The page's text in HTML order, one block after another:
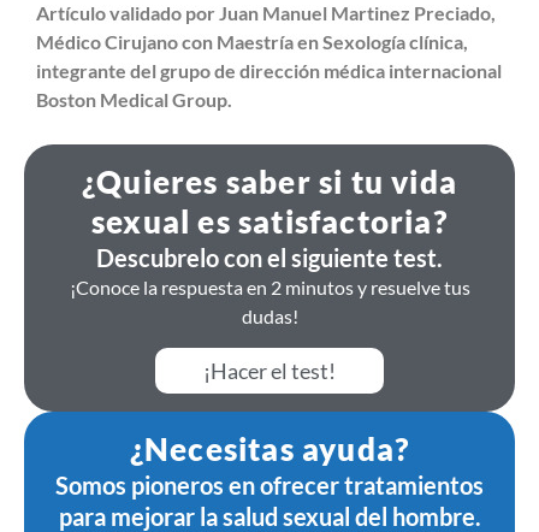
Artículo validado por Juan Manuel Martinez Preciado,
Médico Cirujano con Maestría en Sexología clínica,
integrante del grupo de dirección médica internacional
Boston Medical Group.
¿Quieres saber si tu vida
sexual es satisfactoria?
Descubrelo con el siguiente test.
¡Conoce la respuesta en 2 minutos y resuelve tus
dudas!
¡Hacer el test!
¿Necesitas ayuda?
Somos pioneros en ofrecer tratamientos
para mejorar la salud sexual del hombre.